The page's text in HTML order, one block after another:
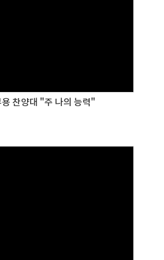
찬양대 "주 나의 능력"